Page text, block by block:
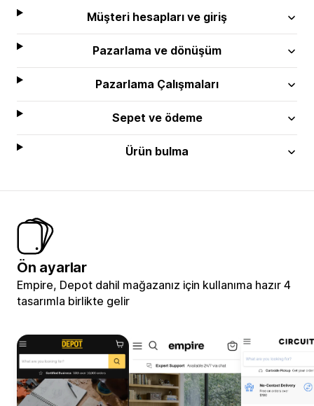
Müşteri hesapları ve giriş
Pazarlama ve dönüşüm
Pazarlama Çalışmaları
Sepet ve ödeme
Ürün bulma
Ön ayarlar
Empire, Depot dahil mağazanız için kullanıma hazır 4
tasarımla birlikte gelir